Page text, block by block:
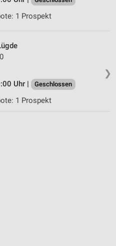
1 Prospekt
❯
Uhr |
Geschlossen
1 Prospekt